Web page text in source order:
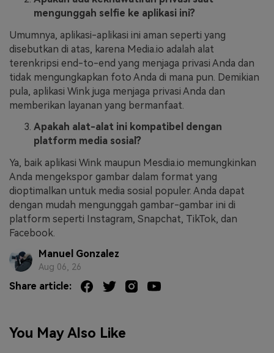
mengunggah selfie ke aplikasi ini?
Umumnya, aplikasi-aplikasi ini aman seperti yang
disebutkan di atas, karena Media.io adalah alat
terenkripsi end-to-end yang menjaga privasi Anda dan
tidak mengungkapkan foto Anda di mana pun. Demikian
pula, aplikasi Wink juga menjaga privasi Anda dan
memberikan layanan yang bermanfaat.
Apakah alat-alat ini kompatibel dengan
platform media sosial?
Ya, baik aplikasi Wink maupun Mesdia.io memungkinkan
Anda mengekspor gambar dalam format yang
dioptimalkan untuk media sosial populer. Anda dapat
dengan mudah mengunggah gambar-gambar ini di
platform seperti Instagram, Snapchat, TikTok, dan
Facebook.
Manuel Gonzalez
Aug 06, 26
Share article:
You May Also Like